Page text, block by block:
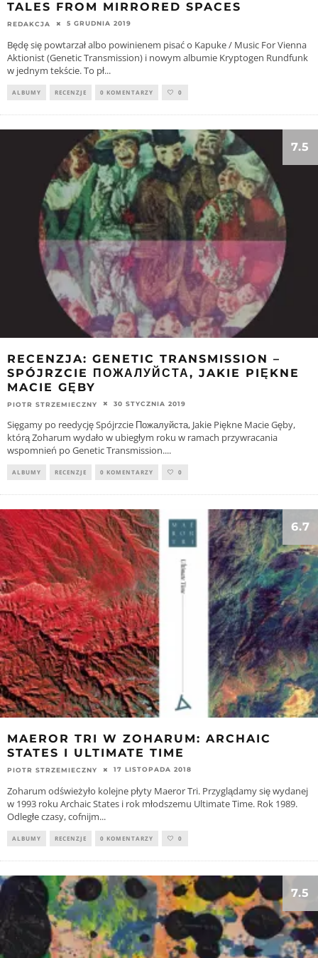
TALES FROM MIRRORED SPACES
REDAKCJA 5 GRUDNIA 2019
Będę się powtarzał albo powinienem pisać o Kapuke / Music For Vienna
Aktionist (Genetic Transmission) i nowym albumie Kryptogen Rundfunk
w jednym tekście. To pł...
ALBUMY RECENZJE 0 KOMENTARZY 0
7.5
RECENZJA: GENETIC TRANSMISSION –
SPÓJRZCIE ПОЖАЛУЙСТА, JAKIE PIĘKNE
MACIE GĘBY
PIOTR STRZEMIECZNY 30 STYCZNIA 2019
Sięgamy po reedycję Spójrzcie Пожалуйста, Jakie Piękne Macie Gęby,
którą Zoharum wydało w ubiegłym roku w ramach przywracania
wspomnień po Genetic Transmission....
ALBUMY RECENZJE 0 KOMENTARZY 0
6.7
MAEROR TRI W ZOHARUM: ARCHAIC
STATES I ULTIMATE TIME
PIOTR STRZEMIECZNY 17 LISTOPADA 2018
Zoharum odświeżyło kolejne płyty Maeror Tri. Przyglądamy się wydanej
w 1993 roku Archaic States i rok młodszemu Ultimate Time. Rok 1989.
Odległe czasy, cofnijm...
ALBUMY RECENZJE 0 KOMENTARZY 0
7.5